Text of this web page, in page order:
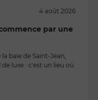
4 août 2026
par une
baie de Saint-Jean,
luxe : c'est un lieu où